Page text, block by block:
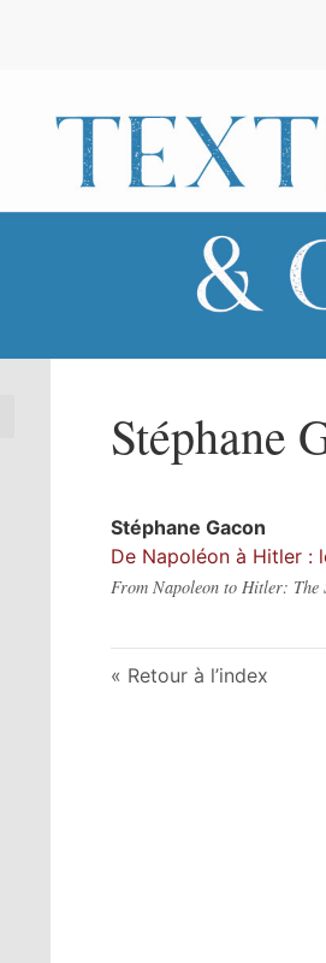
Stéphane
Stéphane Gacon
De Napoléon à Hitler :
From Napoleon to Hitler: The
Retour à l’index